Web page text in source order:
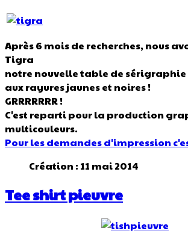
Après 6 mois de recherches, nous
Tigra
notre nouvelle table de
aux rayures jaunes et noires !
GRRRRRRR !
C'est reparti pour la production
multicouleurs.
Pour les demandes d'impression
Création : 11 mai 2014
Tee shirt pieuvre